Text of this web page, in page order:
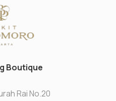
Boutique
Rai No.20